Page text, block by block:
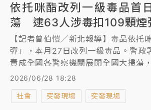
依托咪酯改列一級毒品首
蕩 逮63人涉毒扣109顆煙
【記者曾伯愷／新北報導】毒品依托
彈」，本月27日改列一級毒品。警政
責成全國各警察機關展開全國大掃蕩
類毒品案55件，逮捕犯嫌63人，查扣
新興毒品及毒駕犯罪零容忍決心。
2026/06/28 18:28
社會 突發現場 突發現場